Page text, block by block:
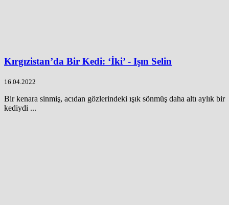
Kırgızistan’da Bir Kedi: ‘İki’ - Işın Selin
16.04.2022
Bir kenara sinmiş, acıdan gözlerindeki ışık sönmüş daha altı aylık bir
kediydi ...